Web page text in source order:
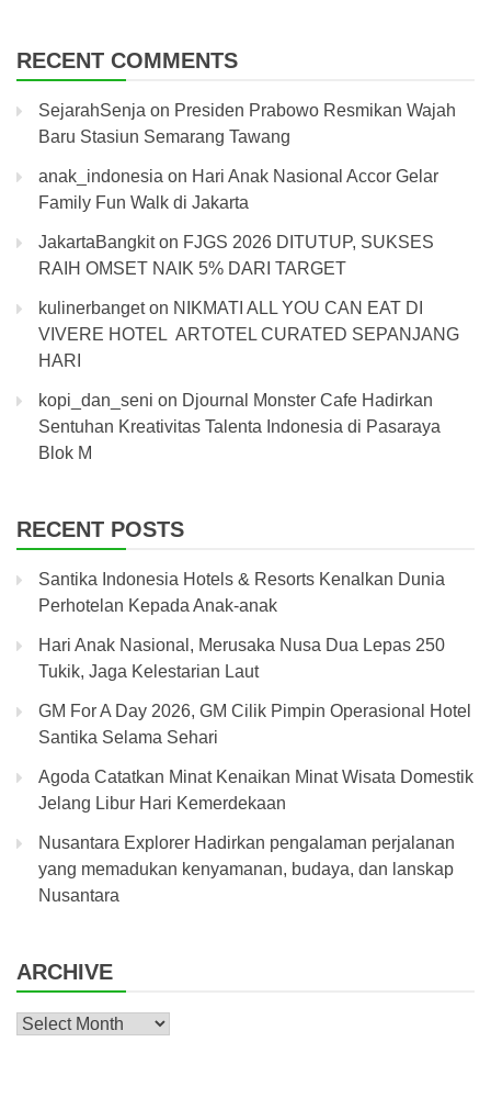
RECENT COMMENTS
SejarahSenja on Presiden Prabowo Resmikan Wajah
Baru Stasiun Semarang Tawang
anak_indonesia on Hari Anak Nasional Accor Gelar
Family Fun Walk di Jakarta
JakartaBangkiton FJGS 2026 DITUTUP, SUKSES
RAIH OMSET NAIK 5% DARI TARGET
kulinerbangeton NIKMATI ALL YOU CAN EAT DI
VIVERE HOTEL ARTOTEL CURATED SEPANJANG
HARI
kopi_dan_seni on Djournal Monster Cafe Hadirkan
Sentuhan Kreativitas Talenta Indonesia di Pasaraya
Blok M
RECENT POSTS
Santika Indonesia Hotels & Resorts Kenalkan Dunia
Perhotelan Kepada Anak-anak
Hari Anak Nasional, Merusaka Nusa Dua Lepas 250
Tukik, Jaga Kelestarian Laut
GM For A Day 2026, GM Cilik Pimpin Operasional Hotel
Santika Selama Sehari
Agoda Catatkan Minat Kenaikan Minat Wisata Domestik
Jelang Libur Hari Kemerdekaan
Nusantara Explorer Hadirkan pengalaman perjalanan
yang memadukan kenyamanan, budaya, dan lanskap
Nusantara
ARCHIVE
Archive